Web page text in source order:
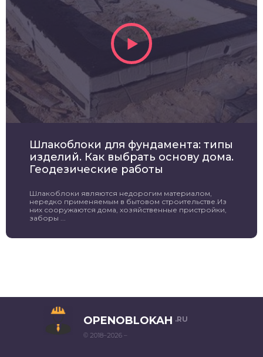
Шлакоблоки для фундамента: типы
изделий. Как выбрать основу дома.
Геодезические работы
Шлакоблоки являются недорогим материалом,
нередко применяемым в бытовом строительстве.Из
них сооружаются дома, хозяйственные пристройки,
заборы ...
OPENOBLOKAH .RU
© 2018–2026 –